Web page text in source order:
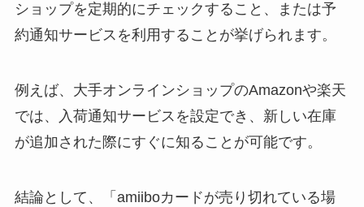
ショップを定期的にチェックすること、または予
約通知サービスを利用することが挙げられます。
例えば、大手オンラインショップのAmazonや楽天
では、入荷通知サービスを設定でき、新しい在庫
が追加された際にすぐに知ることが可能です。
結論として、「amiiboカードが売り切れている場